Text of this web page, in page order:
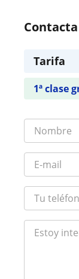
Tarifa
1ª clase